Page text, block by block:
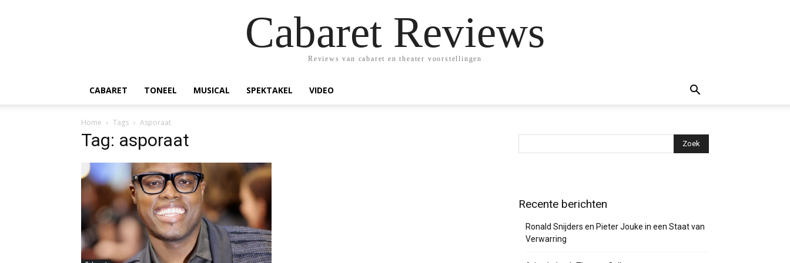
Cabaret Reviews
Reviews van cabaret en theater voorstellingen
CABARET TONEEL MUSICAL SPEKTAKEL VIDEO
Home Tags Asporaat
Tag: asporaat
Recente berichten
Ronald Snijders en Pieter Jouke in een Staat van
Verwarring